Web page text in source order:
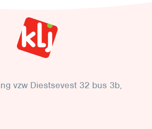
vzw Diestsevest 32 bus 3b,